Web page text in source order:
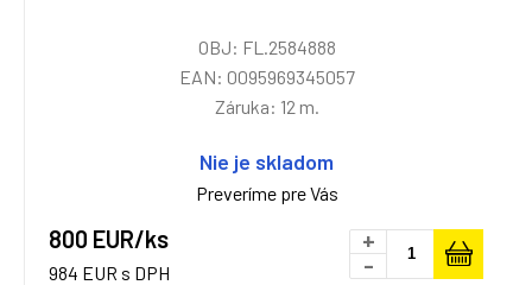
OBJ: FL.2584888
EAN: 0095969345057
Záruka: 12 m.
Nie je skladom
Preveríme pre Vás
800 EUR/ks
984 EUR s DPH
+
-